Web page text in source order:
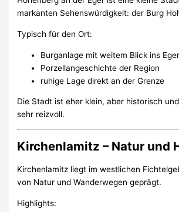
markanten Sehenswürdigkeit: der Burg
Typisch für den Ort:
Burganlage mit weitem Blick ins
Porzellangeschichte der Region
ruhige Lage direkt an der Grenze
Die Stadt ist eher klein, aber historisch
sehr reizvoll.
Kirchenlamitz – Natur und
Kirchenlamitz liegt im westlichen
von Natur und Wanderwegen geprägt.
Highlights: